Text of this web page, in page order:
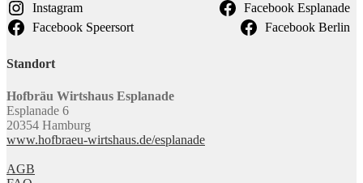
Instagram
Facebook Esplanade
Facebook Speersort
Facebook Berlin
Standort
Hofbräu Wirtshaus Esplanade
Esplanade 6
20354 Hamburg
www.hofbraeu-wirtshaus.de/esplanade
AGB